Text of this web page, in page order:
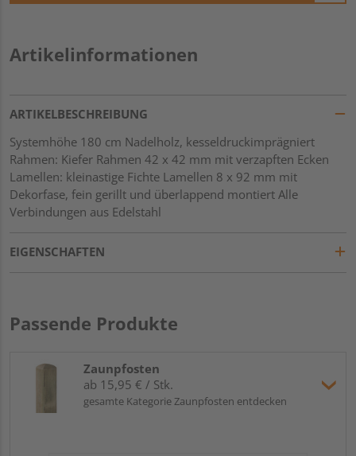
Artikelinformationen
ARTIKELBESCHREIBUNG
Systemhöhe 180 cm Nadelholz, kesseldruckimprägniert
Rahmen: Kiefer Rahmen 42 x 42 mm mit verzapften Ecken
Lamellen: kleinastige Fichte Lamellen 8 x 92 mm mit
Dekorfase, fein gerillt und überlappend montiert Alle
Verbindungen aus Edelstahl
EIGENSCHAFTEN
Passende Produkte
Zaunpfosten
ab 15,95 € / Stk.
gesamte Kategorie Zaunpfosten entdecken